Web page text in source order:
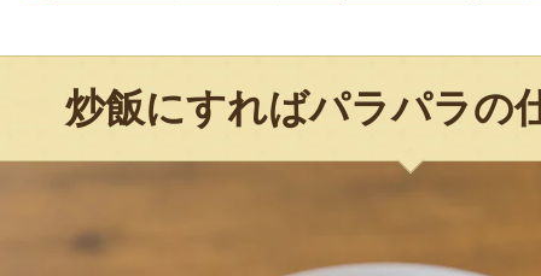
炒飯にすればパラパラの